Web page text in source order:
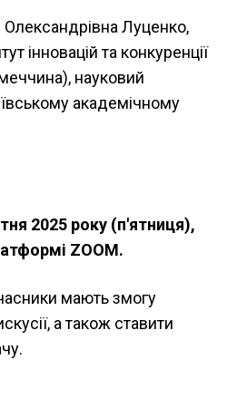
Олександрівна Луценко,
інновацій та конкуренції
науковий
академічному
2025 року (п'ятниця),
ZOOM.
мають змогу
а також ставити